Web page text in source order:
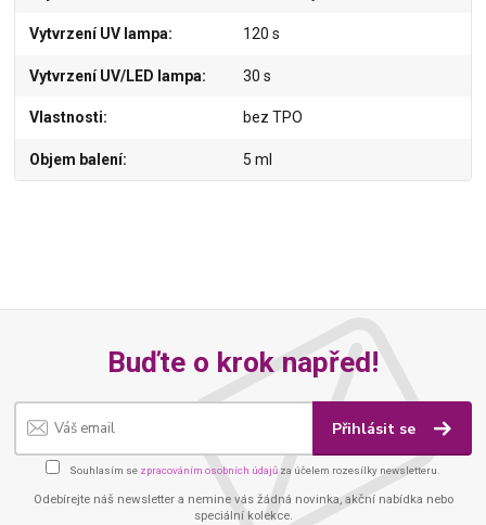
Vytvrzení UV lampa 120 s
Vytvrzení UV/LED lampa 30 s
Vlastnosti bez TPO
Objem balení 5 ml
Buďte o krok napřed!
Přihlásit se
Souhlasím se zpracováním osobních údajů za účelem rozesílky newsletteru.
Odebírejte náš newsletter a nemine vás žádná novinka, akční nabídka nebo
speciální kolekce.